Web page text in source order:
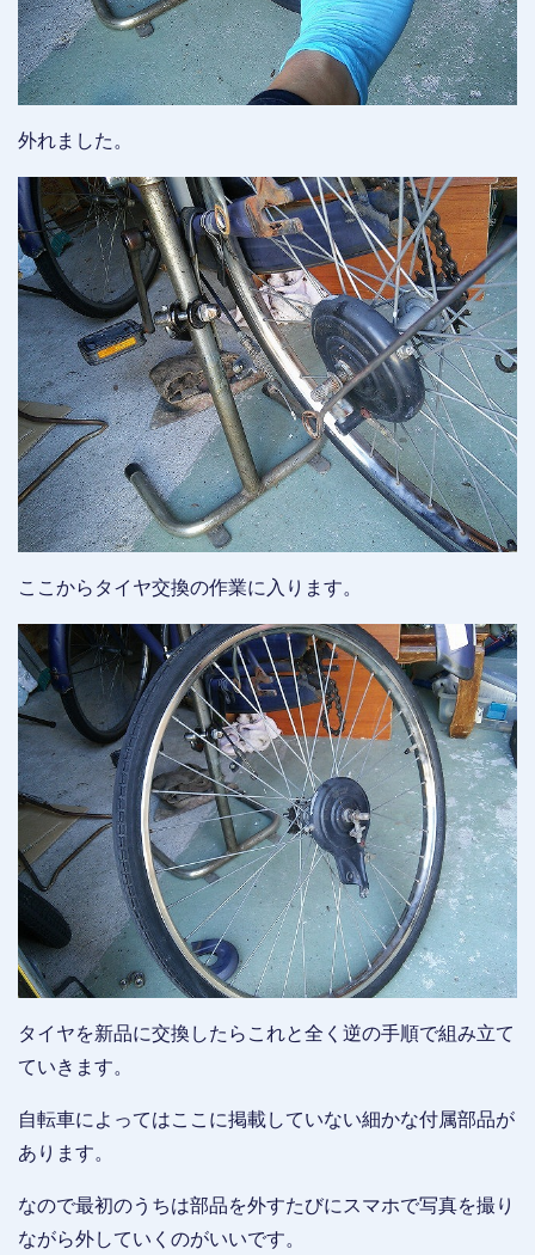
外れました。
ここからタイヤ交換の作業に入ります。
タイヤを新品に交換したらこれと全く逆の手順で組み立て
ていきます。
自転車によってはここに掲載していない細かな付属部品が
あります。
なので最初のうちは部品を外すたびにスマホで写真を撮り
ながら外していくのがいいです。